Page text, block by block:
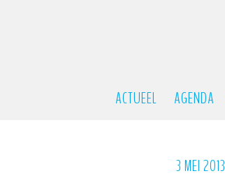
ACTUEEL AGENDA
3 MEI 2013